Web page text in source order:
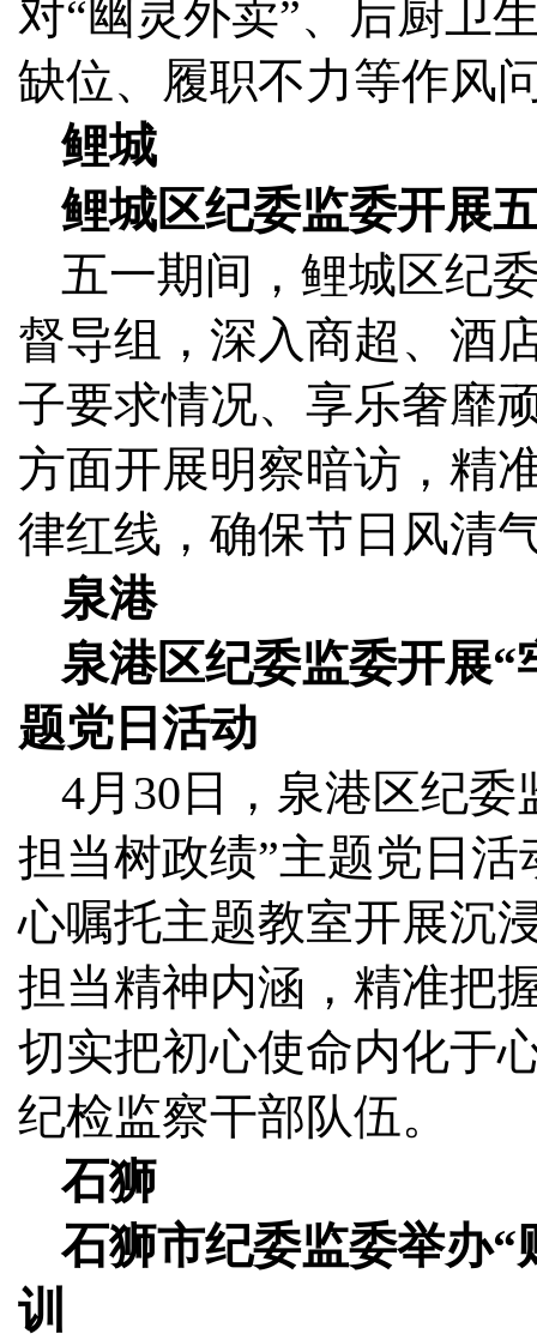
对“幽灵外卖”、后厨卫
缺位、履职不力等作风
鲤城
鲤城区纪委监委开展
五一期间，鲤城区纪
督导组，深入商超、酒
子要求情况、享乐奢靡
方面开展明察暗访，精
律红线，确保节日风清
泉港
泉港区纪委监委开展
题党日活动
4月30日，泉港区纪
担当树政绩”主题党日
心嘱托主题教室开展沉
担当精神内涵，精准把
切实把初心使命内化于
纪检监察干部队伍。
石狮
石狮市纪委监委举办
训